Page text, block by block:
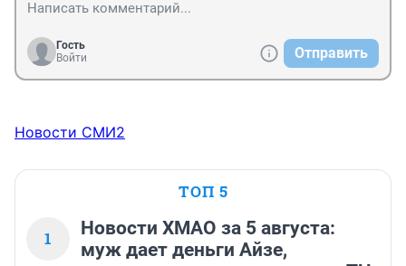
Гость
Войти
Отправить
Новости СМИ2
ТОП 5
1
Новости ХМАО за 5 августа:
муж дает деньги Айзе,